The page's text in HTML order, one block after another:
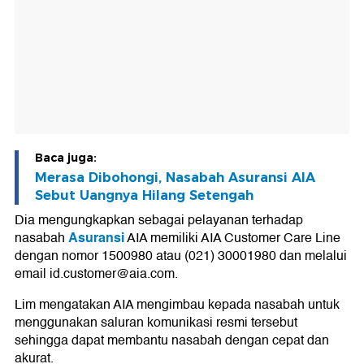
Baca juga:
Merasa Dibohongi, Nasabah Asuransi AIA
Sebut Uangnya Hilang Setengah
Dia mengungkapkan sebagai pelayanan terhadap
nasabahAsuransiAIA memiliki AIA Customer Care Line
dengan nomor 1500980 atau (021) 30001980 dan melalui
email id.customer@aia.com.
Lim mengatakan AIA mengimbau kepada nasabah untuk
menggunakan saluran komunikasi resmi tersebut
sehingga dapat membantu nasabah dengan cepat dan
akurat.